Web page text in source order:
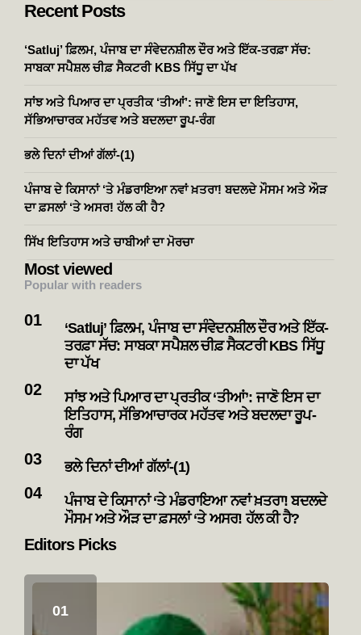
Recent Posts
‘Satluj’ ਫ਼ਿਲਮ, ਪੰਜਾਬ ਦਾ ਸੰਵੇਦਨਸ਼ੀਲ ਦੌਰ ਅਤੇ ਇੱਕ-ਤਰਫ਼ਾ ਸੱਚ:
ਸਾਬਕਾ ਸਪੈਸ਼ਲ ਚੀਫ਼ ਸੈਕਟਰੀ KBS ਸਿੱਧੂ ਦਾ ਪੱਖ
ਸਾਂਝ ਅਤੇ ਪਿਆਰ ਦਾ ਪ੍ਰਤੀਕ ‘ਤੀਆਂ’: ਜਾਣੋ ਇਸ ਦਾ ਇਤਿਹਾਸ,
ਸੱਭਿਆਚਾਰਕ ਮਹੱਤਵ ਅਤੇ ਬਦਲਦਾ ਰੂਪ-ਰੰਗ
ਭਲੇ ਦਿਨਾਂ ਦੀਆਂ ਗੱਲਾਂ-(1)
ਪੰਜਾਬ ਦੇ ਕਿਸਾਨਾਂ ‘ਤੇ ਮੰਡਰਾਇਆ ਨਵਾਂ ਖ਼ਤਰਾ! ਬਦਲਦੇ ਮੌਸਮ ਅਤੇ ਔੜ
ਦਾ ਫ਼ਸਲਾਂ ‘ਤੇ ਅਸਰ! ਹੱਲ ਕੀ ਹੈ?
ਸਿੱਖ ਇਤਿਹਾਸ ਅਤੇ ਚਾਬੀਆਂ ਦਾ ਮੋਰਚਾ
Most viewed
Popular with readers
‘Satluj’ ਫ਼ਿਲਮ, ਪੰਜਾਬ ਦਾ ਸੰਵੇਦਨਸ਼ੀਲ ਦੌਰ ਅਤੇ ਇੱਕ-
ਤਰਫ਼ਾ ਸੱਚ: ਸਾਬਕਾ ਸਪੈਸ਼ਲ ਚੀਫ਼ ਸੈਕਟਰੀ KBS ਸਿੱਧੂ
ਦਾ ਪੱਖ
ਸਾਂਝ ਅਤੇ ਪਿਆਰ ਦਾ ਪ੍ਰਤੀਕ ‘ਤੀਆਂ’: ਜਾਣੋ ਇਸ ਦਾ
ਇਤਿਹਾਸ, ਸੱਭਿਆਚਾਰਕ ਮਹੱਤਵ ਅਤੇ ਬਦਲਦਾ ਰੂਪ-
ਰੰਗ
ਭਲੇ ਦਿਨਾਂ ਦੀਆਂ ਗੱਲਾਂ-(1)
ਪੰਜਾਬ ਦੇ ਕਿਸਾਨਾਂ ‘ਤੇ ਮੰਡਰਾਇਆ ਨਵਾਂ ਖ਼ਤਰਾ! ਬਦਲਦੇ
ਮੌਸਮ ਅਤੇ ਔੜ ਦਾ ਫ਼ਸਲਾਂ ‘ਤੇ ਅਸਰ! ਹੱਲ ਕੀ ਹੈ?
Editors Picks